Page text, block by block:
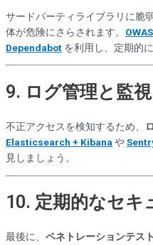
サードパーティライブラリに脆
体が危険にさらされます。
Dependabot を利用し、定期的
9. ログ管理と監視
不正アクセスを検知するため、
Elasticsearch + Kibana や
見しましょう。
10. 定期的なセキ
最後に、 ペネトレーションテスト